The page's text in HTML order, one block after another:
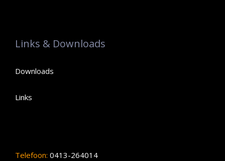
Links & Downloads
Downloads
Links
Telefoon: 0413-264014